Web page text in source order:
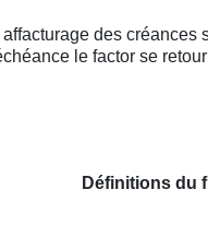
affacturage des
le factor se
Définitions du